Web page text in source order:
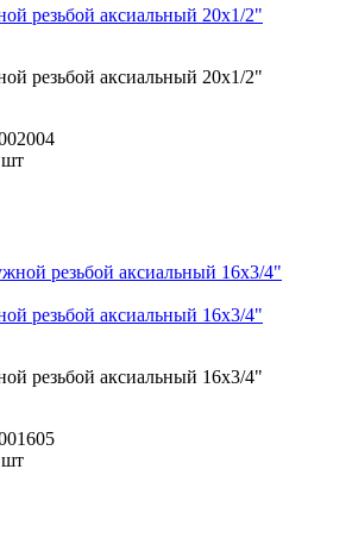
резьбой аксиальный 20х1/2"
резьбой аксиальный 20х1/2"
шт
резьбой аксиальный 16х3/4"
резьбой аксиальный 16х3/4"
шт